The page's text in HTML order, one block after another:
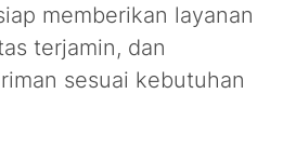
memberikan layanan
terjamin, dan
sesuai kebutuhan